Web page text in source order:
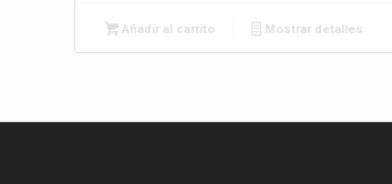
Añadir al carrito Mostrar detalles